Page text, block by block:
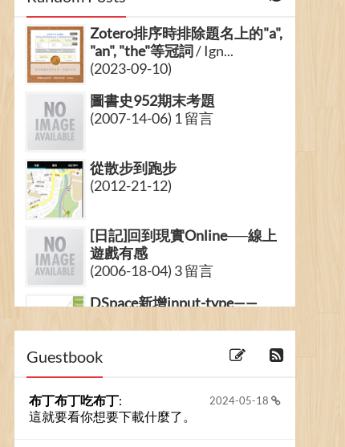
Zotero排序時排除題名上的"a",
"an", "the"等冠詞/ Ign...
(2023-09-10)
圖書史952期末考題
(2007-14-06) 1 留言
從散步到跑步
(2012-21-12)
[日記]回到現實Online──線上
遊戲有感
(2006-18-04) 3 留言
DSpace新增input-type——
Guestbook
2024-05-18
布丁布丁吃布丁:
這就要看你想要下載什麼了。